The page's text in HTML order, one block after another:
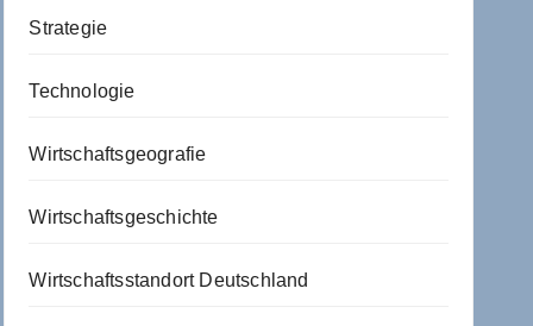
Strategie
Technologie
Wirtschaftsgeografie
Wirtschaftsgeschichte
Wirtschaftsstandort Deutschland